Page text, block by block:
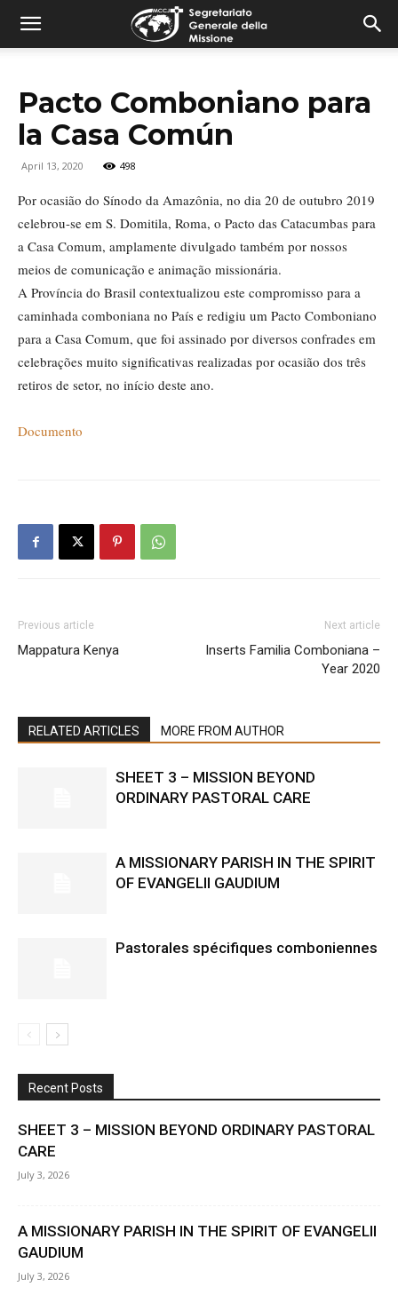
combonimission.net
Pacto Comboniano para
la Casa Común
April 13, 2020 498
Por ocasião do Sínodo da Amazônia, no dia 20 de outubro 2019
celebrou-se em S. Domitila, Roma, o Pacto das Catacumbas para
a Casa Comum, amplamente divulgado também por nossos
meios de comunicação e animação missionária.
A Província do Brasil contextualizou este compromisso para a
caminhada comboniana no País e redigiu um Pacto Comboniano
para a Casa Comum, que foi assinado por diversos confrades em
celebrações muito significativas realizadas por ocasião dos três
retiros de setor, no início deste ano.
Documento
Previous article
Mappatura Kenya
Next article
Inserts Familia Comboniana –
Year 2020
RELATED ARTICLES MORE FROM AUTHOR
SHEET 3 – MISSION BEYOND
ORDINARY PASTORAL CARE
A MISSIONARY PARISH IN THE SPIRIT
OF EVANGELII GAUDIUM
Pastorales spécifiques comboniennes
Recent Posts
SHEET 3 – MISSION BEYOND ORDINARY PASTORAL
CARE
July 3, 2026
A MISSIONARY PARISH IN THE SPIRIT OF EVANGELII
GAUDIUM
July 3, 2026